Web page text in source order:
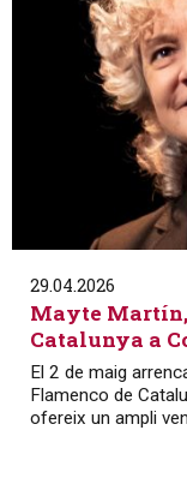
29.04.2026
Mayte
Catalunya a
El 2 de maig
Flamenco de
ofereix un ampli